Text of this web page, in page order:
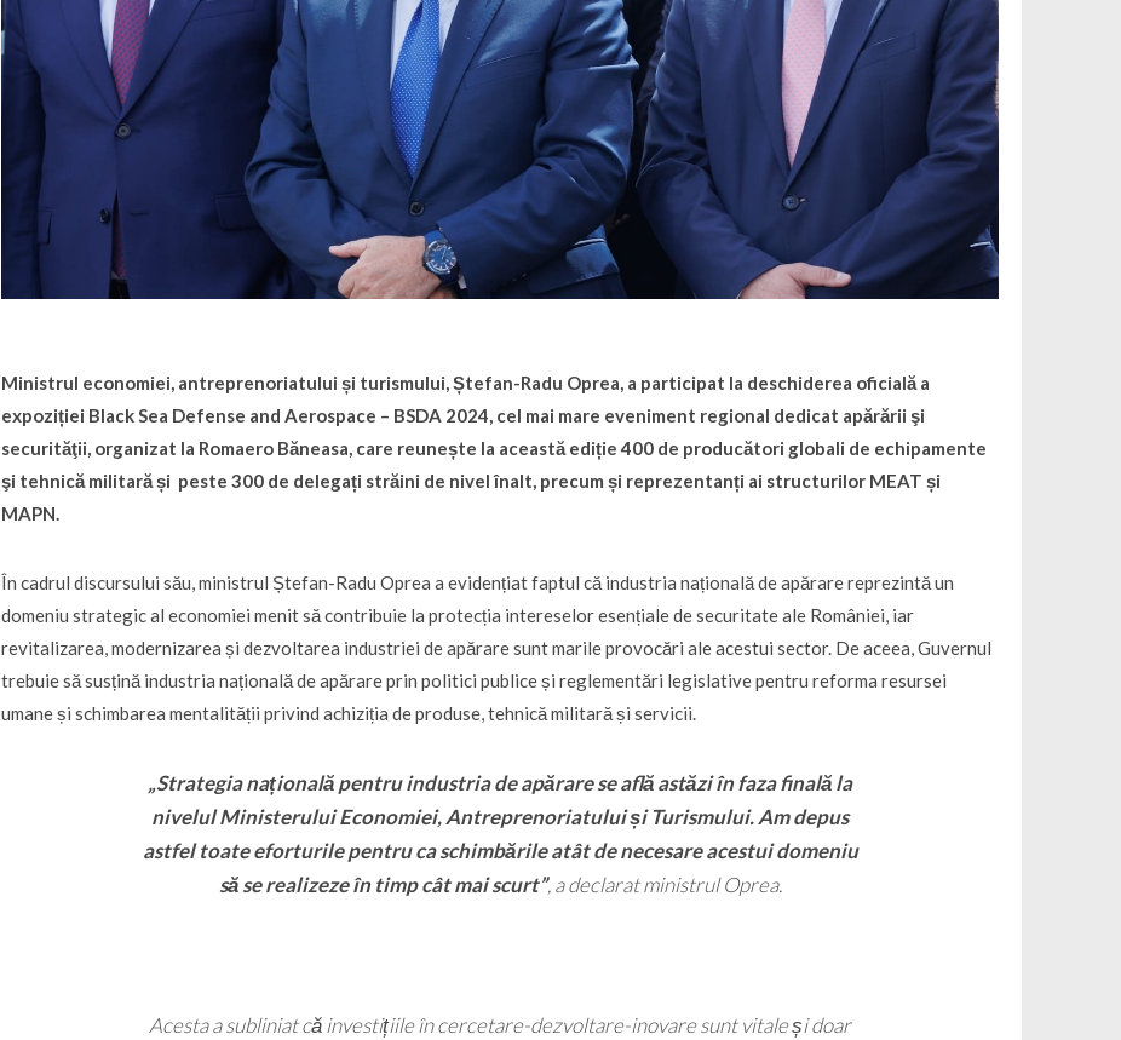
Ministrul economiei, antreprenoriatului și turismului, Ștefan-Radu Oprea, a participat la deschiderea oficială a
expoziției Black Sea Defense and Aerospace – BSDA 2024, cel mai mare eveniment regional dedicat apărării şi
securităţii, organizat la Romaero Băneasa, care reunește la această ediție 400 de producători globali de echipamente
şi tehnică militară și peste 300 de delegați străini de nivel înalt, precum și reprezentanți ai structurilor MEAT și
MAPN.
În cadrul discursului său, ministrul Ștefan-Radu Oprea a evidențiat faptul că industria națională de apărare reprezintă un
domeniu strategic al economiei menit să contribuie la protecția intereselor esențiale de securitate ale României, iar
revitalizarea, modernizarea și dezvoltarea industriei de apărare sunt marile provocări ale acestui sector. De aceea, Guvernul
trebuie să susțină industria națională de apărare prin politici publice și reglementări legislative pentru reforma resursei
umane și schimbarea mentalității privind achiziția de produse, tehnică militară și servicii.
„Strategia națională pentru industria de apărare se află astăzi în faza finală la
nivelul Ministerului Economiei, Antreprenoriatului și Turismului. Am depus
astfel toate eforturile pentru ca schimbările atât de necesare acestui domeniu
să se realizeze în timp cât mai scurt”, a declarat ministrul Oprea.
Acesta a subliniat că investițiile în cercetare-dezvoltare-inovare sunt vitale și doar